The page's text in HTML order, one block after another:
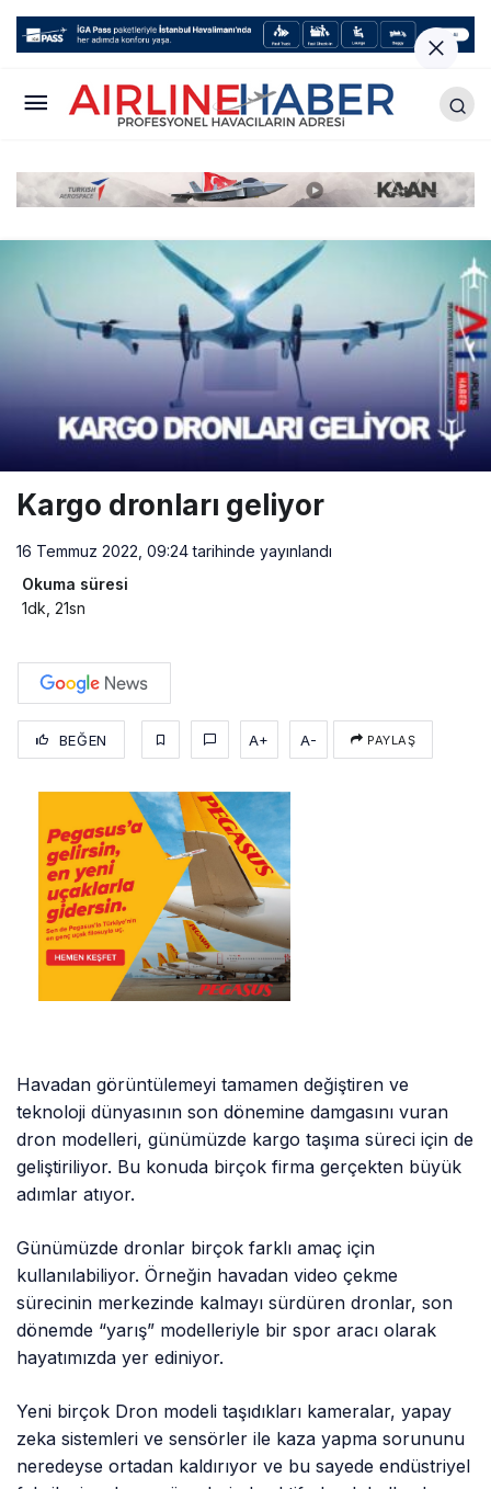
Kargo dronları geliyor
16 Temmuz 2022, 09:24tarihinde yayınlandı
Okuma süresi
1dk, 21sn
BEĞEN A+ A- PAYLAŞ
Havadan görüntülemeyi tamamen değiştiren ve
teknoloji dünyasının son dönemine damgasını vuran
dron modelleri, günümüzde kargo taşıma süreci için de
geliştiriliyor. Bu konuda birçok firma gerçekten büyük
adımlar atıyor.
Günümüzde dronlar birçok farklı amaç için
kullanılabiliyor. Örneğin havadan video çekme
sürecinin merkezinde kalmayı sürdüren dronlar, son
dönemde “yarış” modelleriyle bir spor aracı olarak
hayatımızda yer ediniyor.
Yeni birçok Dron modeli taşıdıkları kameralar, yapay
zeka sistemleri ve sensörler ile kaza yapma sorununu
neredeyse ortadan kaldırıyor ve bu sayede endüstriyel